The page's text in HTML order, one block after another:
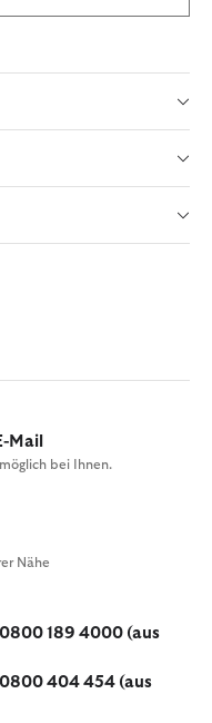
Mail
bei Ihnen.
Nähe
189 4000 (aus
404 454 (aus